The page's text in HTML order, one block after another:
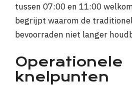
tussen 07:00 en 11:00
begrijpt waarom de
bevoorraden niet langer
Operationele
knelpunten